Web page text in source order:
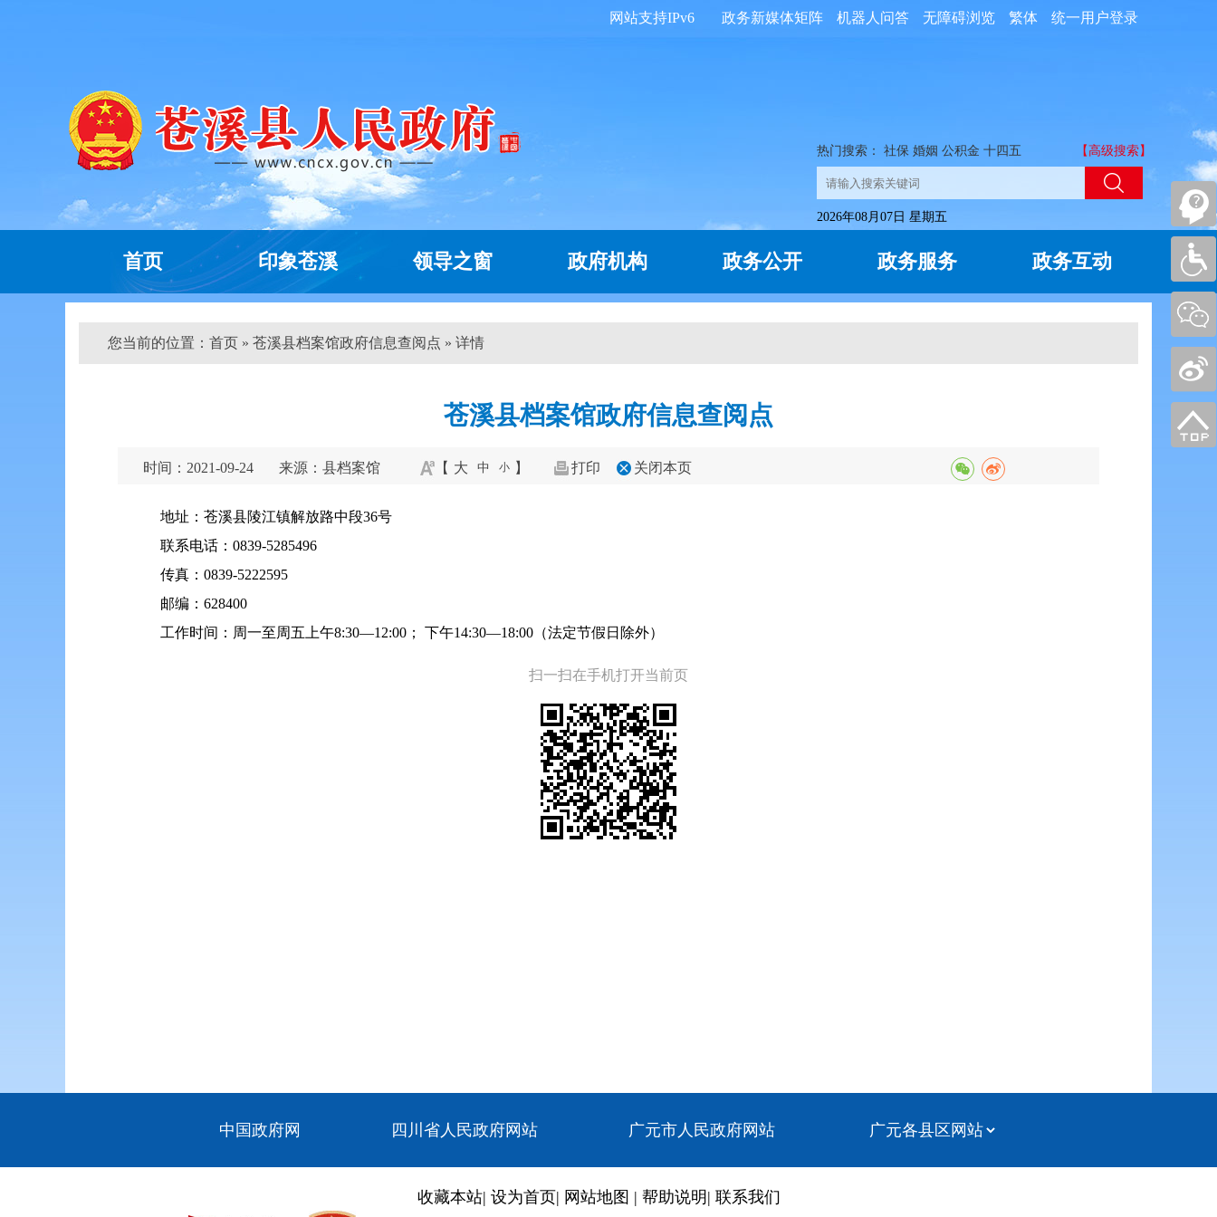
统一用户登录
繁体
无障碍浏览
机器人问答
政务新媒体矩阵
网站支持IPv6
热门搜索： 社保 婚姻 公积金 十四五 【高级搜索】
2026年08月07日 星期五
首页 印象苍溪 领导之窗 政府机构 政务公开 政务服务 政务互动
您当前的位置： 首页 » 苍溪县档案馆政府信息查阅点 » 详情
苍溪县档案馆政府信息查阅点
时间：2021-09-24 来源：县档案馆 【 大 中 小 】 打印 关闭本页
地址：苍溪县陵江镇解放路中段36号
联系电话：0839-5285496
传真：0839-5222595
邮编：628400
工作时间：周一至周五上午8:30—12:00； 下午14:30—18:00（法定节假日除外）
扫一扫在手机打开当前页
中国政府网 四川省人民政府网站 广元市人民政府网站
收藏本站| 设为首页| 网站地图 | 帮助说明 | 联系我们